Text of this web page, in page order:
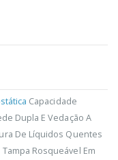
Capacidade
Dupla E Vedação A
De Líquidos Quentes
Rosqueável Em